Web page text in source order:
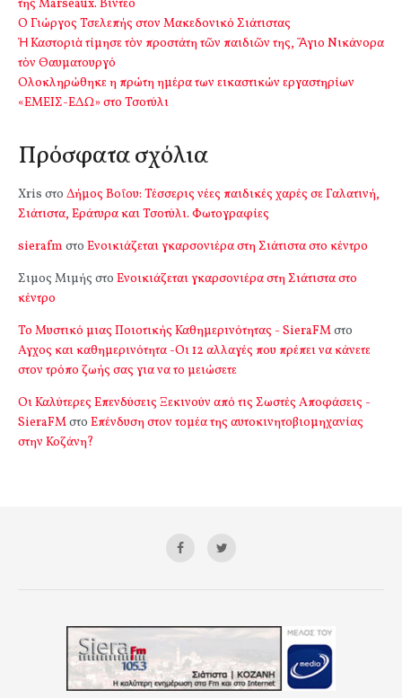
της Marseaux. Βίντεο
Ο Γιώργος Τσελεπής στον Μακεδονικό Σιάτιστας
Ἡ Καστοριὰ τίμησε τὸν προστάτη τῶν παιδιῶν της, Ἅγιο Νικάνορα
τὸν Θαυματουργό
Ολοκληρώθηκε η πρώτη ημέρα των εικαστικών εργαστηρίων
«ΕΜΕΙΣ-ΕΔΩ» στο Τσοτύλι
Πρόσφατα σχόλια
Xris στο Δήμος Βοΐου: Τέσσερις νέες παιδικές χαρές σε Γαλατινή,
Σιάτιστα, Εράτυρα και Τσοτύλι. Φωτογραφίες
sierafm στο Ενοικιάζεται γκαρσονιέρα στη Σιάτιστα στο κέντρο
Σιμος Μιμής στο Ενοικιάζεται γκαρσονιέρα στη Σιάτιστα στο
κέντρο
Το Μυστικό μιας Ποιοτικής Καθημερινότητας - SieraFMστο
Αγχος και καθημερινότητα -Οι 12 αλλαγές που πρέπει να κάνετε
στον τρόπο ζωής σας για να το μειώσετε
Οι Καλύτερες Επενδύσεις Ξεκινούν από τις Σωστές Αποφάσεις -
SieraFMστο Επένδυση στον τομέα της αυτοκινητοβιομηχανίας
στην Κοζάνη?